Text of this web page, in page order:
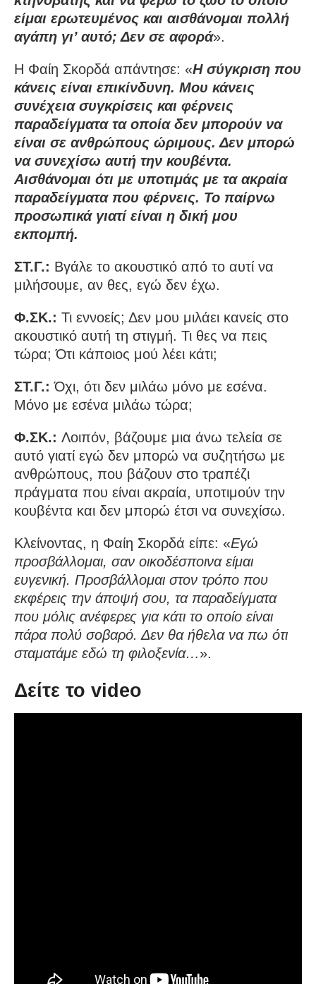
είμαι ερωτευμένος και αισθάνομαι πολλή
αγάπη γι’ αυτό; Δεν σε αφορά».
Η Φαίη Σκορδά απάντησε: «Η σύγκριση που
κάνεις είναι επικίνδυνη. Μου κάνεις
συνέχεια συγκρίσεις και φέρνεις
παραδείγματα τα οποία δεν μπορούν να
είναι σε ανθρώπους ώριμους. Δεν μπορώ
να συνεχίσω αυτή την κουβέντα.
Αισθάνομαι ότι με υποτιμάς με τα ακραία
παραδείγματα που φέρνεις. Το παίρνω
προσωπικά γιατί είναι η δική μου
εκπομπή.
ΣΤ.Γ.: Βγάλε το ακουστικό από το αυτί να
μιλήσουμε, αν θες, εγώ δεν έχω.
Φ.ΣΚ.: Τι εννοείς; Δεν μου μιλάει κανείς στο
ακουστικό αυτή τη στιγμή. Τι θες να πεις
τώρα; Ότι κάποιος μού λέει κάτι;
ΣΤ.Γ.: Όχι, ότι δεν μιλάω μόνο με εσένα.
Μόνο με εσένα μιλάω τώρα;
Φ.ΣΚ.: Λοιπόν, βάζουμε μια άνω τελεία σε
αυτό γιατί εγώ δεν μπορώ να συζητήσω με
ανθρώπους, που βάζουν στο τραπέζι
πράγματα που είναι ακραία, υποτιμούν την
κουβέντα και δεν μπορώ έτσι να συνεχίσω.
Κλείνοντας, η Φαίη Σκορδά είπε: «Εγώ
προσβάλλομαι, σαν οικοδέσποινα είμαι
ευγενική. Προσβάλλομαι στον τρόπο που
εκφέρεις την άποψή σου, τα παραδείγματα
που μόλις ανέφερες για κάτι το οποίο είναι
πάρα πολύ σοβαρό. Δεν θα ήθελα να πω ότι
σταματάμε εδώ τη φιλοξενία…».
Δείτε το video